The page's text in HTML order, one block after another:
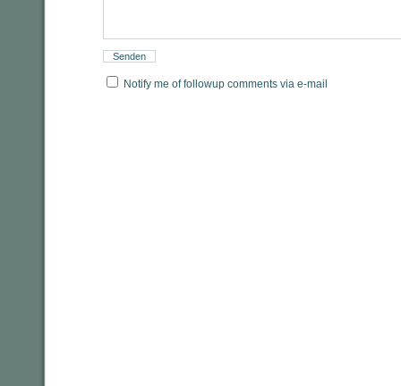
Notify me of followup comments via e-mail